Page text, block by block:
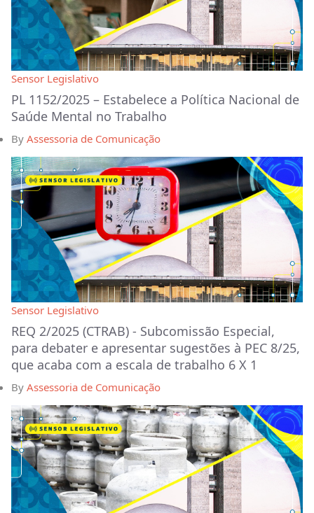
Sensor Legislativo
PL 1152/2025 – Estabelece a Política Nacional de
Saúde Mental no Trabalho
By Assessoria de Comunicação
Sensor Legislativo
REQ 2/2025 (CTRAB) - Subcomissão Especial,
para debater e apresentar sugestões à PEC 8/25,
que acaba com a escala de trabalho 6 X 1
By Assessoria de Comunicação